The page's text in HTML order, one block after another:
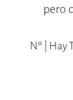
pero
Nº | Hay